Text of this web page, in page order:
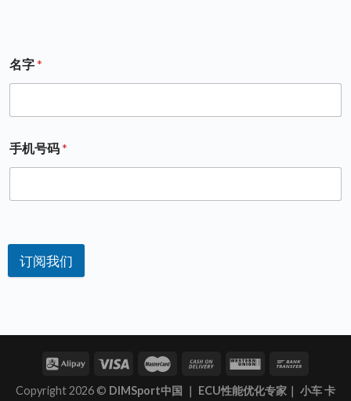
名字*
手机号码*
订阅我们
Copyright 2026 © DIMSport中国 ｜ ECU性能优化专家｜ 小车 卡